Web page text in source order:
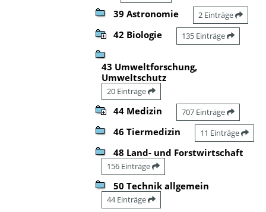
39 Astronomie 2 Einträge
42 Biologie 135 Einträge
43 Umweltforschung,
Umweltschutz
20 Einträge
44 Medizin 707 Einträge
46 Tiermedizin 11 Einträge
48 Land- und Forstwirtschaft
156 Einträge
50 Technik allgemein
44 Einträge